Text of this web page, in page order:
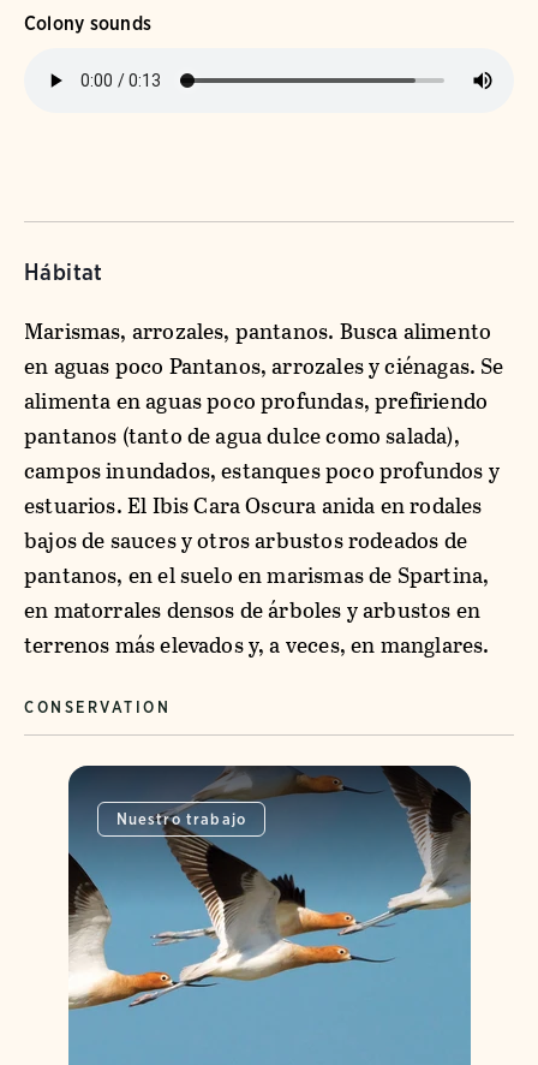
Colony sounds
Hábitat
Marismas, arrozales, pantanos. Busca alimento
en aguas poco Pantanos, arrozales y ciénagas. Se
alimenta en aguas poco profundas, prefiriendo
pantanos (tanto de agua dulce como salada),
campos inundados, estanques poco profundos y
estuarios. El Ibis Cara Oscura anida en rodales
bajos de sauces y otros arbustos rodeados de
pantanos, en el suelo en marismas de Spartina,
en matorrales densos de árboles y arbustos en
terrenos más elevados y, a veces, en manglares.
CONSERVATION
Nuestro trabajo